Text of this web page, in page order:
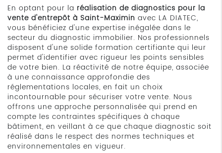
En optant pour la réalisation de diagnostics pour la
vente d'entrepôt à Saint-Maximin avec LA DIATEC,
vous bénéficiez d'une expertise inégalée dans le
secteur du diagnostic immobilier. Nos professionnels
disposent d'une solide formation certifiante qui leur
permet d'identifier avec rigueur les points sensibles
de votre bien. La réactivité de notre équipe, associée
à une connaissance approfondie des
réglementations locales, en fait un choix
incontournable pour sécuriser votre vente. Nous
offrons une approche personnalisée qui prend en
compte les contraintes spécifiques à chaque
bâtiment, en veillant à ce que chaque diagnostic soit
réalisé dans le respect des normes techniques et
environnementales en vigueur.